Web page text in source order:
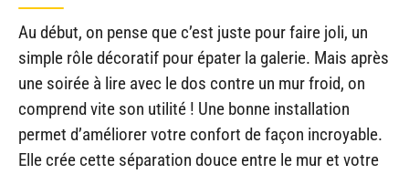
Au début, on pense que c’est juste pour faire joli, un
simple rôle décoratif pour épater la galerie. Mais après
une soirée à lire avec le dos contre un mur froid, on
comprend vite son utilité ! Une bonne installation
permet d’améliorer votre confort de façon incroyable.
Elle crée cette séparation douce entre le mur et votre